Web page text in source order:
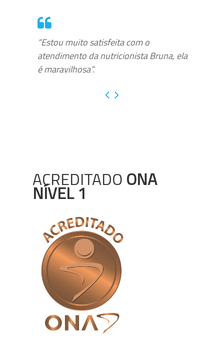
“Estou muito satisfeita com o
atendimento da nutricionista Bruna, ela
é maravilhosa”.
ACREDITADO ONA
NÍVEL 1